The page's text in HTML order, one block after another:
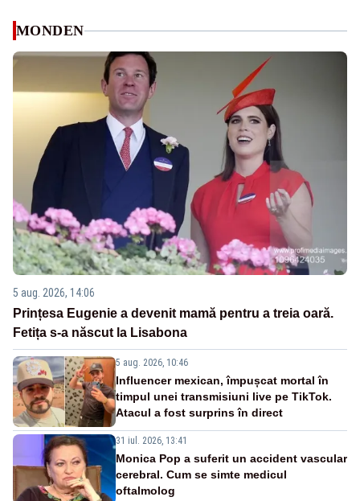
MONDEN
5 aug. 2026, 14:06
Prințesa Eugenie a devenit mamă pentru a treia oară.
Fetița s-a născut la Lisabona
5 aug. 2026, 10:46
Influencer mexican, împușcat mortal în
timpul unei transmisiuni live pe TikTok.
Atacul a fost surprins în direct
31 iul. 2026, 13:41
Monica Pop a suferit un accident vascular
cerebral. Cum se simte medicul
oftalmolog